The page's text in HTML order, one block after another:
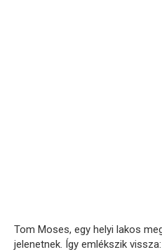
Tom Moses, egy helyi lakos
jelenetnek. Így emlékszik